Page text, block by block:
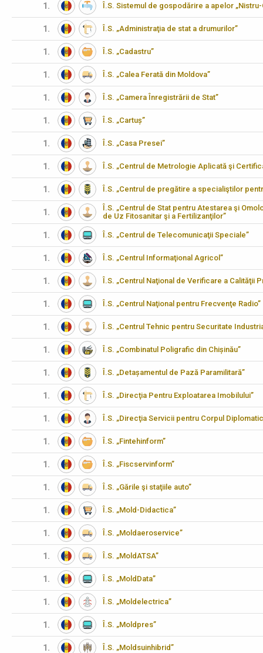
1. Î.S. Sistemul de gospodărire a apelor „Nistru-
1. Î.S. „Administraţia de stat a drumurilor”
1. Î.S. „Cadastru”
1. Î.S. „Calea Ferată din Moldova”
1. Î.S. „Camera Înregistrării de Stat”
1. Î.S. „Cartuș”
1. Î.S. „Casa Presei”
1. Î.S. „Centrul de Metrologie Aplicată şi
1. Î.S. „Centrul de pregătire a specialiştilor
1.
Î.S. „Centrul de Stat pentru Atestarea şi
de Uz Fitosanitar şi a Fertilizanţilor”
1. Î.S. „Centrul de Telecomunicaţii Speciale”
1. Î.S. „Centrul Informaţional Agricol”
1. Î.S. „Centrul Naţional de Verificare a Calităţii
1. Î.S. „Centrul Naţional pentru Frecvenţe Radio”
1. Î.S. „Centrul Tehnic pentru Securitate
1. Î.S. „Combinatul Poligrafic din Chișinău”
1. Î.S. „Detașamentul de Pază Paramilitară”
1. Î.S. „Direcţia Pentru Exploatarea Imobilului”
1. Î.S. „Direcţia Servicii pentru Corpul
1. Î.S. „Fintehinform”
1. Î.S. „Fiscservinform”
1. Î.S. „Gările şi staţiile auto”
1. Î.S. „Mold-Didactica”
1. Î.S. „Moldaeroservice”
1. Î.S. „MoldATSA”
1. Î.S. „MoldData”
1. Î.S. „Moldelectrica”
1. Î.S. „Moldpres”
1. Î.S. „Moldsuinhibrid”